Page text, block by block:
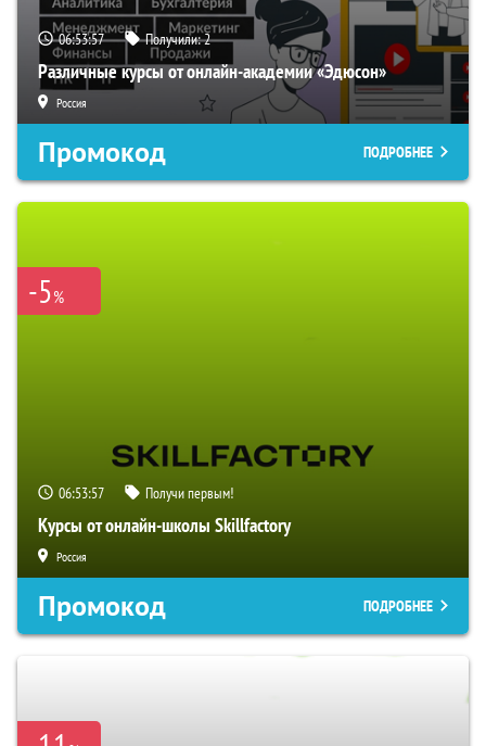
06:53:56 Получили:2
Различные курсы от онлайн-академии «Эдюсон»
Россия
Промокод ПОДРОБНЕЕ
-5%
06:53:56 Получи первым!
Курсы от онлайн-школы Skillfactory
Россия
Промокод ПОДРОБНЕЕ